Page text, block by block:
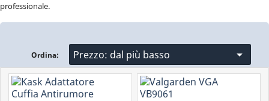
professionale.
Ordina: Prezzo: dal più basso 